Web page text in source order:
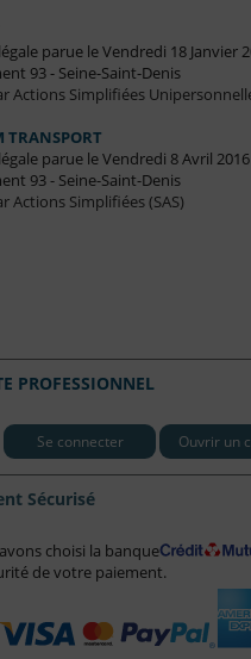
parue le Vendredi 18 Janvier
93 - Seine-Saint-Denis
Actions Simplifiées
TRANSPORT
parue le Vendredi 8 Avril 2016
93 - Seine-Saint-Denis
Actions Simplifiées (SAS)
PROFESSIONNEL
Se connecter Ouvrir un
Sécurisé
choisi la banque
de votre paiement.